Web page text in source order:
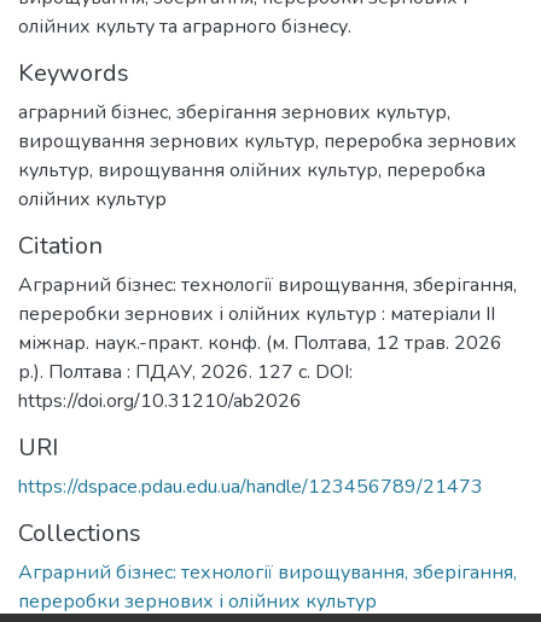
олійних культу та аграрного бізнесу.
Keywords
аграрний бізнес, зберігання зернових культур,
вирощування зернових культур, переробка зернових
культур, вирощування олійних культур, переробка
олійних культур
Citation
Аграрний бізнес: технології вирощування, зберігання,
переробки зернових і олійних культур : матеріали ІІ
міжнар. наук.-практ. конф. (м. Полтава, 12 трав. 2026
р.). Полтава : ПДАУ, 2026. 127 с. DOI:
https://doi.org/10.31210/ab2026
URI
https://dspace.pdau.edu.ua/handle/123456789/21473
Collections
Аграрний бізнес: технології вирощування, зберігання,
переробки зернових і олійних культур